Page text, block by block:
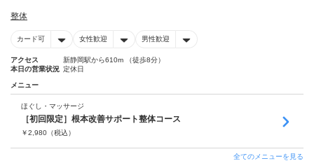
整体
カード可 女性歓迎 男性歓迎
アクセス
新静岡駅から610m （徒歩8分）
本日の営業状況 定休日
メニュー
ほぐし・マッサージ
［初回限定］根本改善サポート整体コース
￥2,980 （税込）
全てのメニューを見る